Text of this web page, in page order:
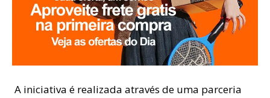
A iniciativa é realizada através de uma parceria